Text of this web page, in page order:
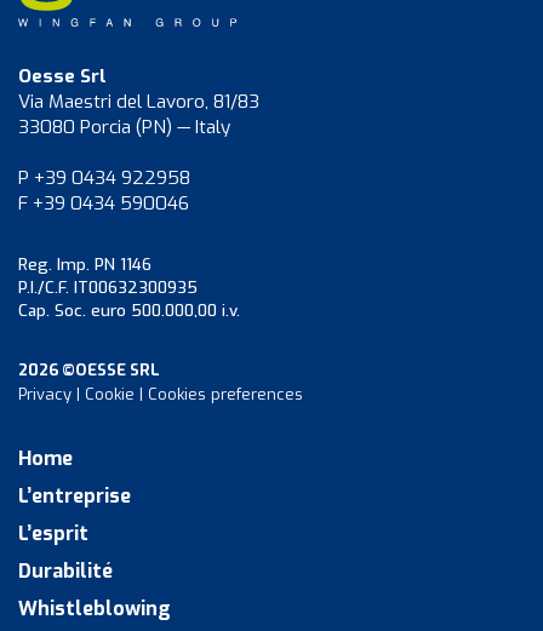
Oesse Srl
Via Maestri del Lavoro, 81/83
33080 Porcia (PN) — Italy
P +39 0434 922958
F +39 0434 590046
Reg. Imp. PN 1146
P.I./C.F. IT00632300935
Cap. Soc. euro 500.000,00 i.v.
2026 ©OESSE SRL
Privacy | Cookie | Cookies preferences
Home
L’entreprise
L’esprit
Durabilité
Whistleblowing